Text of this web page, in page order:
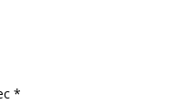
*